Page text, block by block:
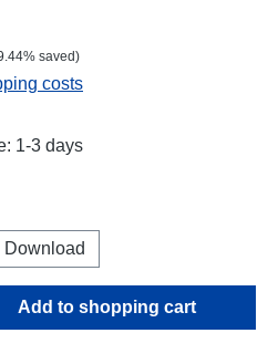
saved)
costs
1-3 days
Download
the desired
Add to shopping cart